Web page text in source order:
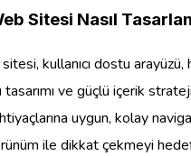
Sitesi Nasıl
kullanıcı dostu arayüzü,
tasarımı ve güçlü içerik
ihtiyaçlarına uygun, kolay
ile dikkat çekmeyi